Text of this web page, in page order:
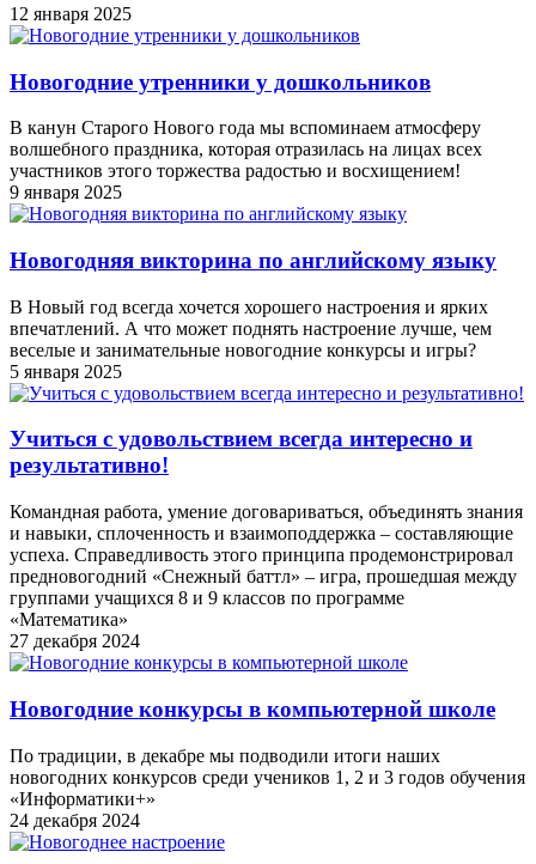
12 января 2025
Новогодние утренники у дошкольников
В канун Старого Нового года мы вспоминаем атмосферу
волшебного праздника, которая отразилась на лицах всех
участников этого торжества радостью и восхищением!
9 января 2025
Новогодняя викторина по английскому языку
В Новый год всегда хочется хорошего настроения и ярких
впечатлений. А что может поднять настроение лучше, чем
веселые и занимательные новогодние конкурсы и игры?
5 января 2025
Учиться с удовольствием всегда интересно и
результативно!
Командная работа, умение договариваться, объединять знания
и навыки, сплоченность и взаимоподдержка – составляющие
успеха. Справедливость этого принципа продемонстрировал
предновогодний «Снежный баттл» – игра, прошедшая между
группами учащихся 8 и 9 классов по программе
«Математика»
27 декабря 2024
Новогодние конкурсы в компьютерной школе
По традиции, в декабре мы подводили итоги наших
новогодних конкурсов среди учеников 1, 2 и 3 годов обучения
«Информатики+»
24 декабря 2024